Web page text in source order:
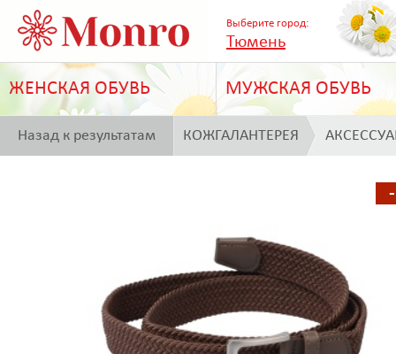
Выберите город:
Тюмень
ЖЕНСКАЯ ОБУВЬ МУЖСКАЯ ОБУВЬ
Назад к результатам КОЖГАЛАНТЕРЕЯ